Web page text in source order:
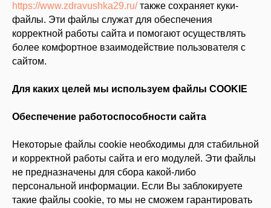
https://www.zdravushka29.ru/также сохраняет куки-
файлы. Эти файлы служат для обеспечения
корректной работы сайта и помогают осуществлять
более комфортное взаимодействие пользователя с
сайтом.
Для каких целей мы используем файлы COOKIE
Обеспечение работоспособности сайта
Некоторые файлы cookie необходимы для стабильной
и корректной работы сайта и его модулей. Эти файлы
не предназначены для сбора какой-либо
персональной информации. Если Вы заблокируете
такие файлы cookie, то мы не сможем гарантировать